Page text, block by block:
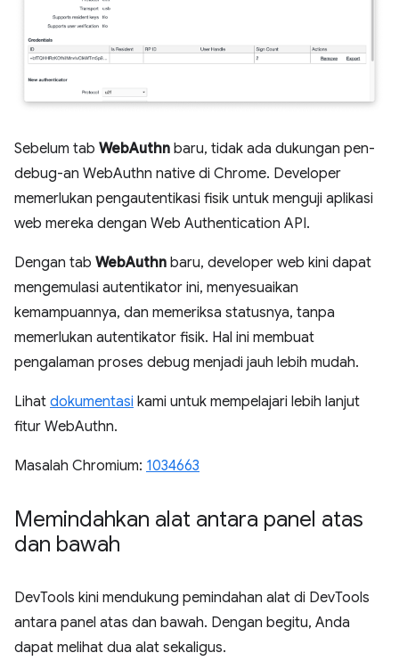
Sebelum tab WebAuthn baru, tidak ada dukungan pen-
debug-an WebAuthn native di Chrome. Developer
memerlukan pengautentikasi fisik untuk menguji aplikasi
web mereka dengan Web Authentication API.
Dengan tab WebAuthn baru, developer web kini dapat
mengemulasi autentikator ini, menyesuaikan
kemampuannya, dan memeriksa statusnya, tanpa
memerlukan autentikator fisik. Hal ini membuat
pengalaman proses debug menjadi jauh lebih mudah.
Lihat dokumentasi kami untuk mempelajari lebih lanjut
fitur WebAuthn.
Masalah Chromium: 1034663
Memindahkan alat antara panel atas
dan bawah
DevTools kini mendukung pemindahan alat di DevTools
antara panel atas dan bawah. Dengan begitu, Anda
dapat melihat dua alat sekaligus.